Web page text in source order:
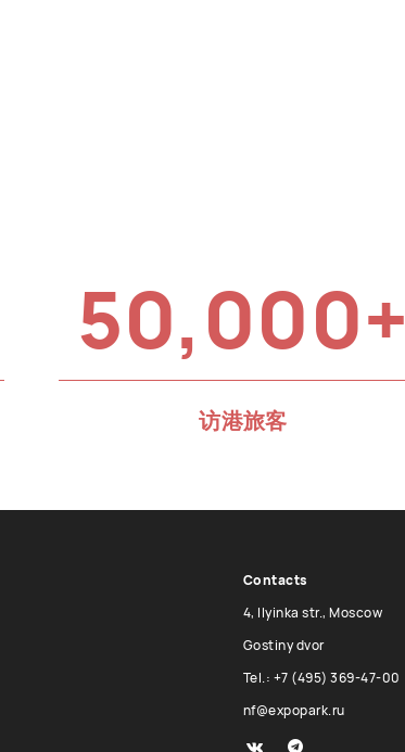
50,000+
访港旅客
Contacts
4, Ilyinka str., Moscow
Gostiny dvor
Tel.: +7 (495) 369-47-00
nf@expopark.ru